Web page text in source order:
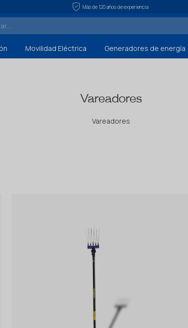
Más de 120 años de experiencia
Movilidad Eléctrica Generadores de energía
Vareadores
Vareadores